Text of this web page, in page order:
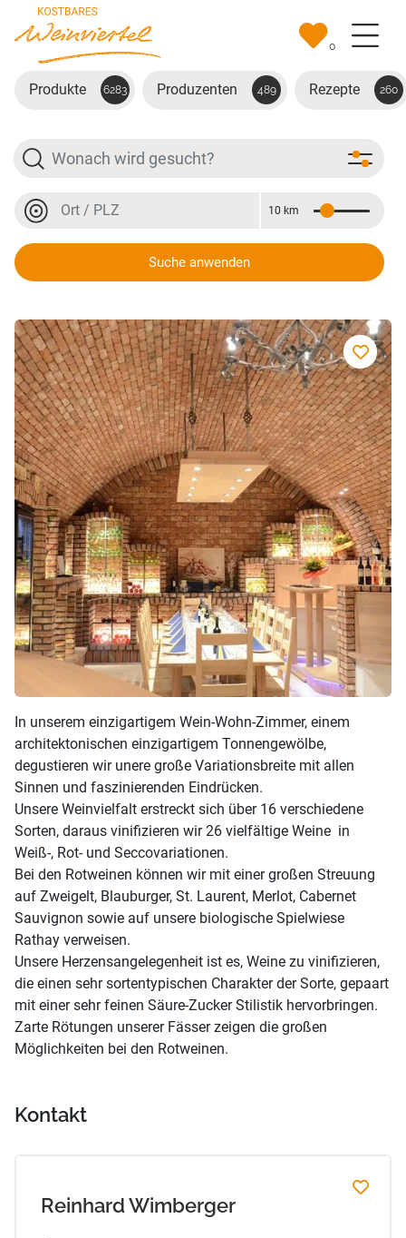
Zum Hauptinhalt springen
0
Produkte 6283 Produzenten 489 Rezepte 260
Suche
Ort oder PLZ
Entfernung
10 km
Suche anwenden
Weingut Wimberger
In unserem einzigartigem Wein-Wohn-Zimmer, einem
architektonischen einzigartigem Tonnengewölbe,
degustieren wir unere große Variationsbreite mit allen
Sinnen und faszinierenden Eindrücken.
Unsere Weinvielfalt erstreckt sich über 16 verschiedene
Sorten, daraus vinifizieren wir 26 vielfältige Weine in
Weiß-, Rot- und Seccovariationen.
Bei den Rotweinen können wir mit einer großen Streuung
auf Zweigelt, Blauburger, St. Laurent, Merlot, Cabernet
Sauvignon sowie auf unsere biologische Spielwiese
Rathay verweisen.
Unsere Herzensangelegenheit ist es, Weine zu vinifizieren,
die einen sehr sortentypischen Charakter der Sorte, gepaart
mit einer sehr feinen Säure-Zucker Stilistik hervorbringen.
Zarte Rötungen unserer Fässer zeigen die großen
Möglichkeiten bei den Rotweinen.
Kontakt
Reinhard Wimberger